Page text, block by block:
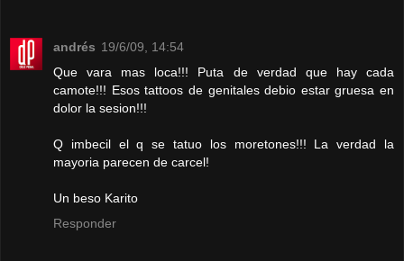
andrés 19/6/09, 14:54
Que vara mas loca!!! Puta de verdad que hay cada
camote!!! Esos tattoos de genitales debio estar gruesa en
dolor la sesion!!!
Q imbecil el q se tatuo los moretones!!! La verdad la
mayoria parecen de carcel!
Un beso Karito
Responder